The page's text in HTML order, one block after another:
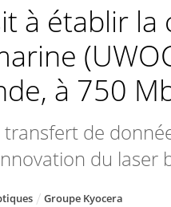
à établir
à 750
de
du laser
Groupe Kyocera